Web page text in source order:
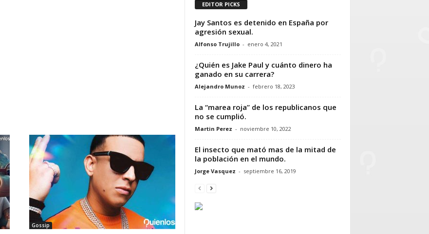
Gossip
EDITOR PICKS
Jay Santos es detenido en España por
agresión sexual.
Alfonso Trujillo - enero 4, 2021
¿Quién es Jake Paul y cuánto dinero ha
ganado en su carrera?
Alejandro Munoz - febrero 18, 2023
La “marea roja” de los republicanos que
no se cumplió.
Martin Perez - noviembre 10, 2022
El insecto que mató mas de la mitad de
la población en el mundo.
Jorge Vasquez - septiembre 16, 2019